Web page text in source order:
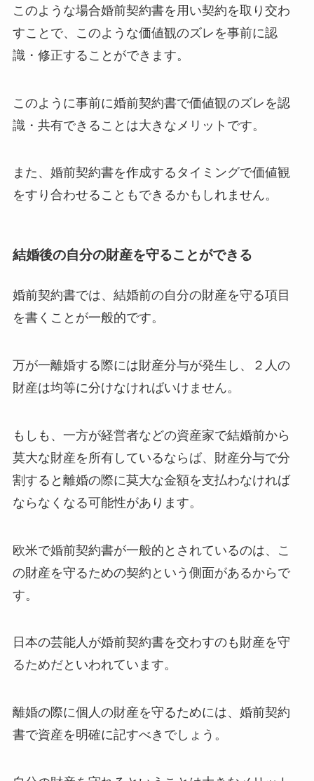
このような場合婚前契約書を用い契約を取り交わ
すことで、このような価値観のズレを事前に認
識・修正することができます。
このように事前に婚前契約書で価値観のズレを認
識・共有できることは大きなメリットです。
また、婚前契約書を作成するタイミングで価値観
をすり合わせることもできるかもしれません。
結婚後の自分の財産を守ることができる
婚前契約書では、結婚前の自分の財産を守る項目
を書くことが一般的です。
万が一離婚する際には財産分与が発生し、２人の
財産は均等に分けなければいけません。
もしも、一方が経営者などの資産家で結婚前から
莫大な財産を所有しているならば、財産分与で分
割すると離婚の際に莫大な金額を支払わなければ
ならなくなる可能性があります。
欧米で婚前契約書が一般的とされているのは、こ
の財産を守るための契約という側面があるからで
す。
日本の芸能人が婚前契約書を交わすのも財産を守
るためだといわれています。
離婚の際に個人の財産を守るためには、婚前契約
書で資産を明確に記すべきでしょう。